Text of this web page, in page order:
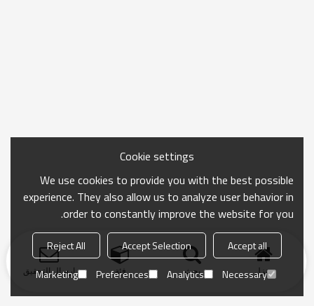
منزل بحث فئة ارسال التحقيق
Cookie settings
We use cookies to provide you with the best possible
experience. They also allow us to analyze user behavior in
order to constantly improve the website for you.
Accept all
Accept Selection
Reject All
Necessary
Analytics
Preferences
Marketing